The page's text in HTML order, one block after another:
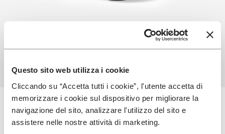
Questo sito web utilizza i cookie
Cliccando su “Accetta tutti i cookie”, l'utente accetta di
memorizzare i cookie sul dispositivo per migliorare la
navigazione del sito, analizzare l'utilizzo del sito e
assistere nelle nostre attività di marketing.
Technologie utilisée par
Slam Jam